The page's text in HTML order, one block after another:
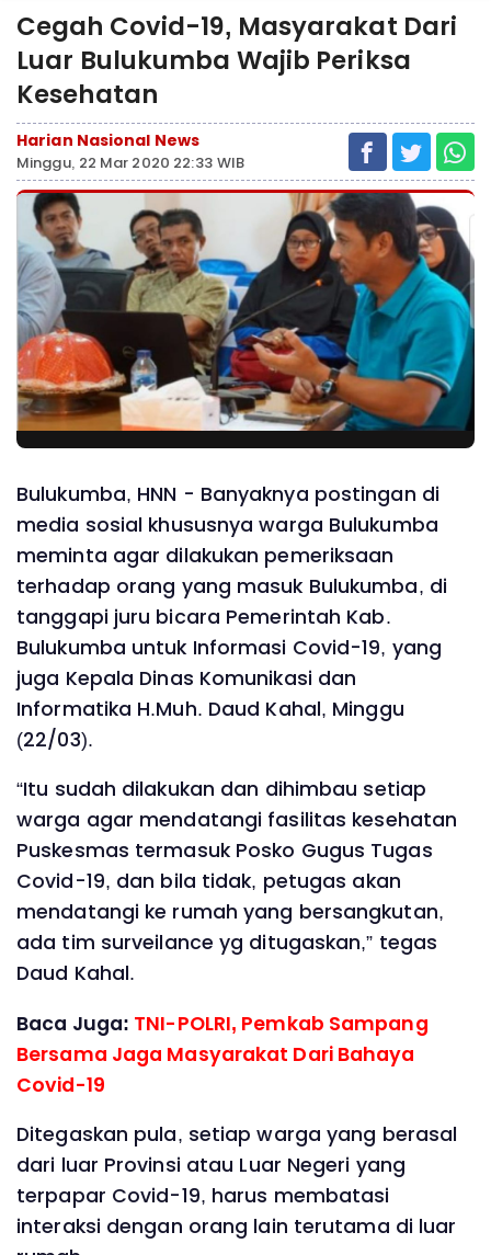
Cegah Covid-19, Masyarakat Dari
Luar Bulukumba Wajib Periksa
Kesehatan
Harian Nasional News
Minggu, 22 Mar 2020 22:33 WIB
Bulukumba, HNN - Banyaknya postingan di
media sosial khususnya warga Bulukumba
meminta agar dilakukan pemeriksaan
terhadap orang yang masuk Bulukumba, di
tanggapi juru bicara Pemerintah Kab.
Bulukumba untuk Informasi Covid-19, yang
juga Kepala Dinas Komunikasi dan
Informatika H.Muh. Daud Kahal, Minggu
(22/03).
“Itu sudah dilakukan dan dihimbau setiap
warga agar mendatangi fasilitas kesehatan
Puskesmas termasuk Posko Gugus Tugas
Covid-19, dan bila tidak, petugas akan
mendatangi ke rumah yang bersangkutan,
ada tim surveilance yg ditugaskan,” tegas
Daud Kahal.
Baca Juga: TNI-POLRI, Pemkab Sampang
Bersama Jaga Masyarakat Dari Bahaya
Covid-19
Ditegaskan pula, setiap warga yang berasal
dari luar Provinsi atau Luar Negeri yang
terpapar Covid-19, harus membatasi
interaksi dengan orang lain terutama di luar